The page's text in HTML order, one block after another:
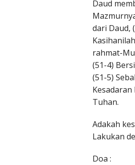
Daud
dari Daud,
rahmat-
(51-4)
(51-5)
Tuhan.
Adakah
Lakukan
Doa :